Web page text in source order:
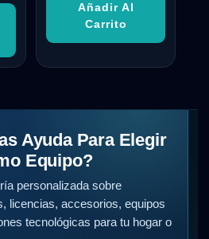
Añadir Al
Carrito
Ayuda Para Elegir
Equipo?
personalizada sobre
licencias, accesorios, equipos
tecnológicas para tu hogar o